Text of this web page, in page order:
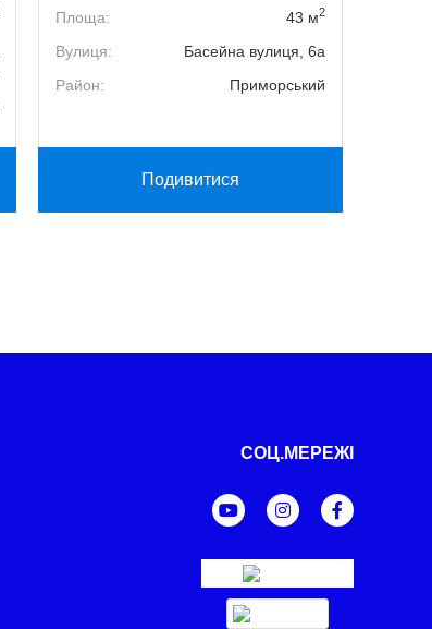
Площа:
43 м2
Вулиця:
Басейна вулиця, 6а
Район:
Приморський
Подивитися
СОЦ.МЕРЕЖІ